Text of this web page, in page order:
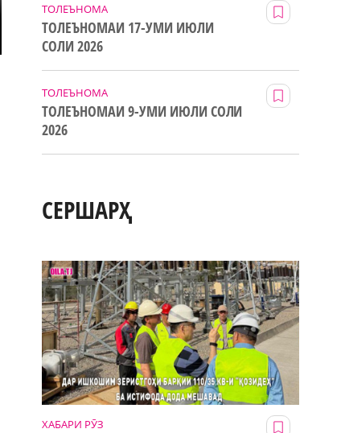
ТОЛЕЪНОМА
ТОЛЕЪНОМАИ 17-УМИ ИЮЛИ
СОЛИ 2026
ТОЛЕЪНОМА
ТОЛЕЪНОМАИ 9-УМИ ИЮЛИ СОЛИ
2026
СЕРШАРҲ
ХАБАРИ РӮЗ